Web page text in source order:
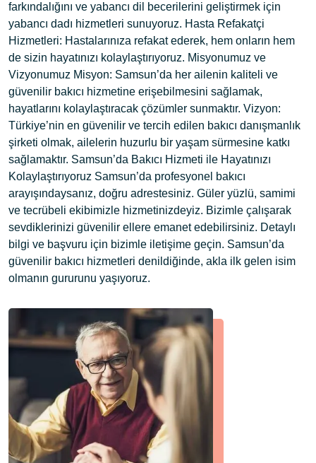
farkındalığını ve yabancı dil becerilerini geliştirmek için
yabancı dadı hizmetleri sunuyoruz. Hasta Refakatçi
Hizmetleri: Hastalarınıza refakat ederek, hem onların hem
de sizin hayatınızı kolaylaştırıyoruz. Misyonumuz ve
Vizyonumuz Misyon: Samsun’da her ailenin kaliteli ve
güvenilir bakıcı hizmetine erişebilmesini sağlamak,
hayatlarını kolaylaştıracak çözümler sunmaktır. Vizyon:
Türkiye’nin en güvenilir ve tercih edilen bakıcı danışmanlık
şirketi olmak, ailelerin huzurlu bir yaşam sürmesine katkı
sağlamaktır. Samsun’da Bakıcı Hizmeti ile Hayatınızı
Kolaylaştırıyoruz Samsun’da profesyonel bakıcı
arayışındaysanız, doğru adrestesiniz. Güler yüzlü, samimi
ve tecrübeli ekibimizle hizmetinizdeyiz. Bizimle çalışarak
sevdiklerinizi güvenilir ellere emanet edebilirsiniz. Detaylı
bilgi ve başvuru için bizimle iletişime geçin. Samsun’da
güvenilir bakıcı hizmetleri denildiğinde, akla ilk gelen isim
olmanın gururunu yaşıyoruz.